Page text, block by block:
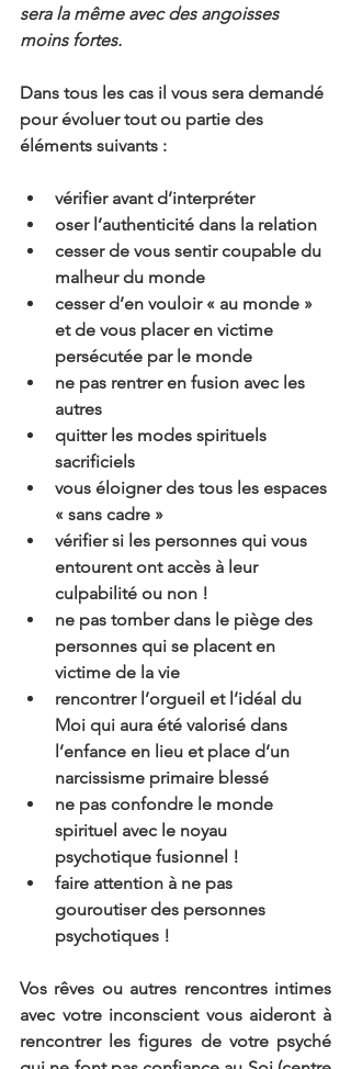
sera la même avec des angoisses
moins fortes.
Dans tous les cas il vous sera demandé
pour évoluer tout ou partie des
éléments suivants :
vérifier avant d’interpréter
oser l’authenticité dans la relation
cesser de vous sentir coupable du
malheur du monde
cesser d’en vouloir « au monde »
et de vous placer en victime
persécutée par le monde
ne pas rentrer en fusion avec les
autres
quitter les modes spirituels
sacrificiels
vous éloigner des tous les espaces
« sans cadre »
vérifier si les personnes qui vous
entourent ont accès à leur
culpabilité ou non !
ne pas tomber dans le piège des
personnes qui se placent en
victime de la vie
rencontrer l’orgueil et l’idéal du
Moi qui aura été valorisé dans
l’enfance en lieu et place d’un
narcissisme primaire blessé
ne pas confondre le monde
spirituel avec le noyau
psychotique fusionnel !
faire attention à ne pas
gouroutiser des personnes
psychotiques !
Vos rêves ou autres rencontres intimes
avec votre inconscient vous aideront à
rencontrer les figures de votre psyché